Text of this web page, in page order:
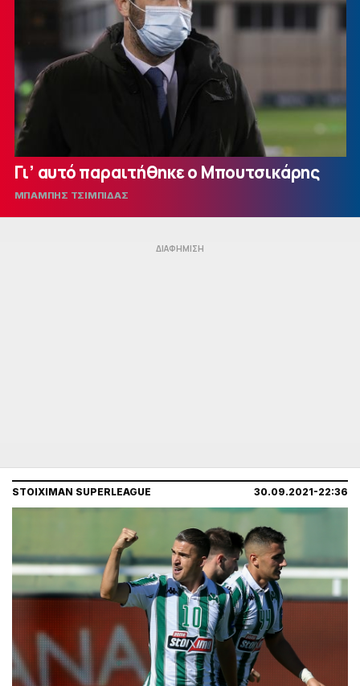
Γι’ αυτό παραιτήθηκε ο Μπουτσικάρης
ΜΠΑΜΠΗΣ ΤΣΙΜΠΙΔΑΣ
STOIXIMAN SUPERLEAGUE 30.09.2021-22:36